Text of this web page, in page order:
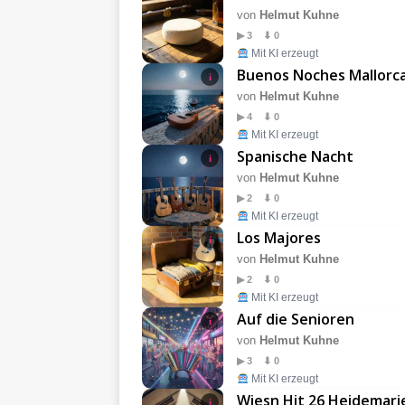
von Helmut Kuhne
▶ 3 ⬇ 0
Mit KI erzeugt
i Buenos Noches
von Helmut Kuhne
▶ 4 ⬇ 0
Mit KI erzeugt
i Spanische Nacht
von Helmut Kuhne
▶ 2 ⬇ 0
Mit KI erzeugt
i Los Majores
von Helmut Kuhne
▶ 2 ⬇ 0
Mit KI erzeugt
i Auf die Senioren
von Helmut Kuhne
▶ 3 ⬇ 0
Mit KI erzeugt
i Wiesn Hit 26